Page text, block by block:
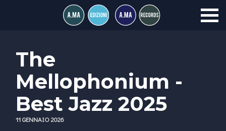
The
Mellophonium -
Best Jazz 2025
11 GENNAIO 2026